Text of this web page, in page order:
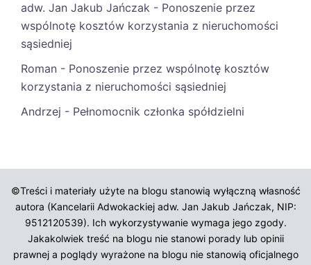
adw. Jan Jakub Jańczak - Ponoszenie przez
wspólnotę kosztów korzystania z nieruchomości
sąsiedniej
Roman - Ponoszenie przez wspólnotę kosztów
korzystania z nieruchomości sąsiedniej
Andrzej - Pełnomocnik członka spółdzielni
©Treści i materiały użyte na blogu stanowią wyłączną własność
autora (Kancelarii Adwokackiej adw. Jan Jakub Jańczak, NIP:
9512120539). Ich wykorzystywanie wymaga jego zgody.
Jakakolwiek treść na blogu nie stanowi porady lub opinii
prawnej a poglądy wyrażone na blogu nie stanowią oficjalnego